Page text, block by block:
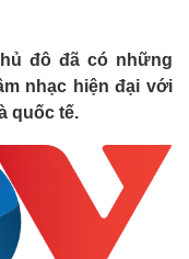
đô đã có những
nhạc hiện đại với
quốc tế.